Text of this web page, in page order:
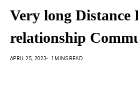
Very long Distance
relationship
APRIL 25, 2023 1 MINS READ